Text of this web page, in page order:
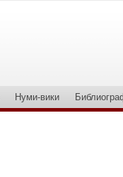
Нуми-вики